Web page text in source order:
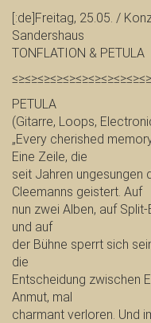
[:de]Freitag, 25.05. /
Sandershaus
TONFLATION & PETULA
PETULA
(Gitarre, Loops,
„Every cherished
Eine Zeile, die
seit Jahren ungesungen
Cleemanns geistert. Auf
nun zwei Alben, auf
und auf
der Bühne sperrt sich
die
Entscheidung zwischen
Anmut, mal
charmant verloren. Und